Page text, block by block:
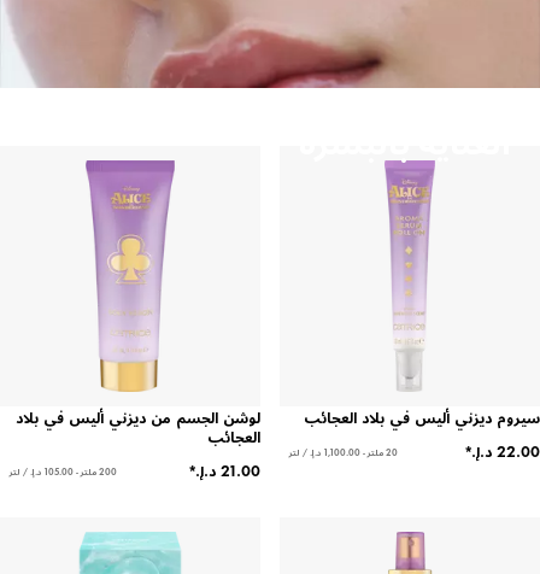
سيروم ديزني أليس في بلاد العجائب
20 ملتر - ‏1,100.00 د.إ.‏ / لتر
لوشن الجسم من ديزني أليس في بلاد
العجائب
200 ملتر - ‏105.00 د.إ.‏ / لتر